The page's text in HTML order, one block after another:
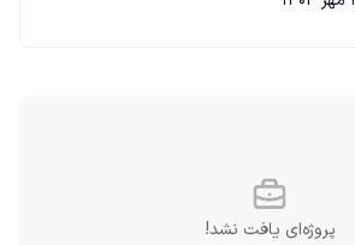
پروژه‌ای یافت نشد!